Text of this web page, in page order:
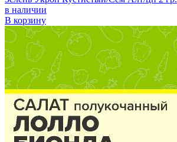
в наличии
В корзину